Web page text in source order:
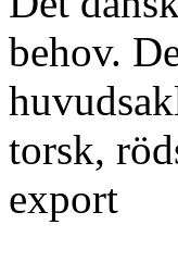
behov.
torsk,
export